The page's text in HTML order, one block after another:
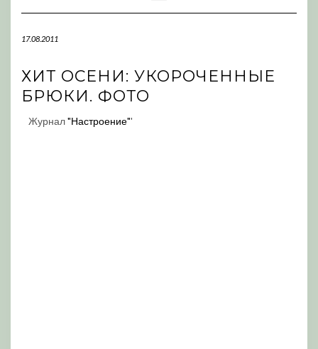
Navigation
17.08.2011
ХИТ ОСЕНИ: УКОРОЧЕННЫЕ
БРЮКИ. ФОТО
Журнал"Настроение"'